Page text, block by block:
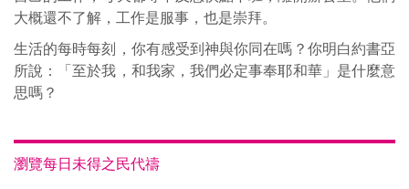
大概還不了解，工作是服事，也是崇拜。
生活的每時每刻，你有感受到神與你同在嗎？你明白約書亞
所說：「至於我，和我家，我們必定事奉耶和華」是什麼意
思嗎？
瀏覽每日未得之民代禱